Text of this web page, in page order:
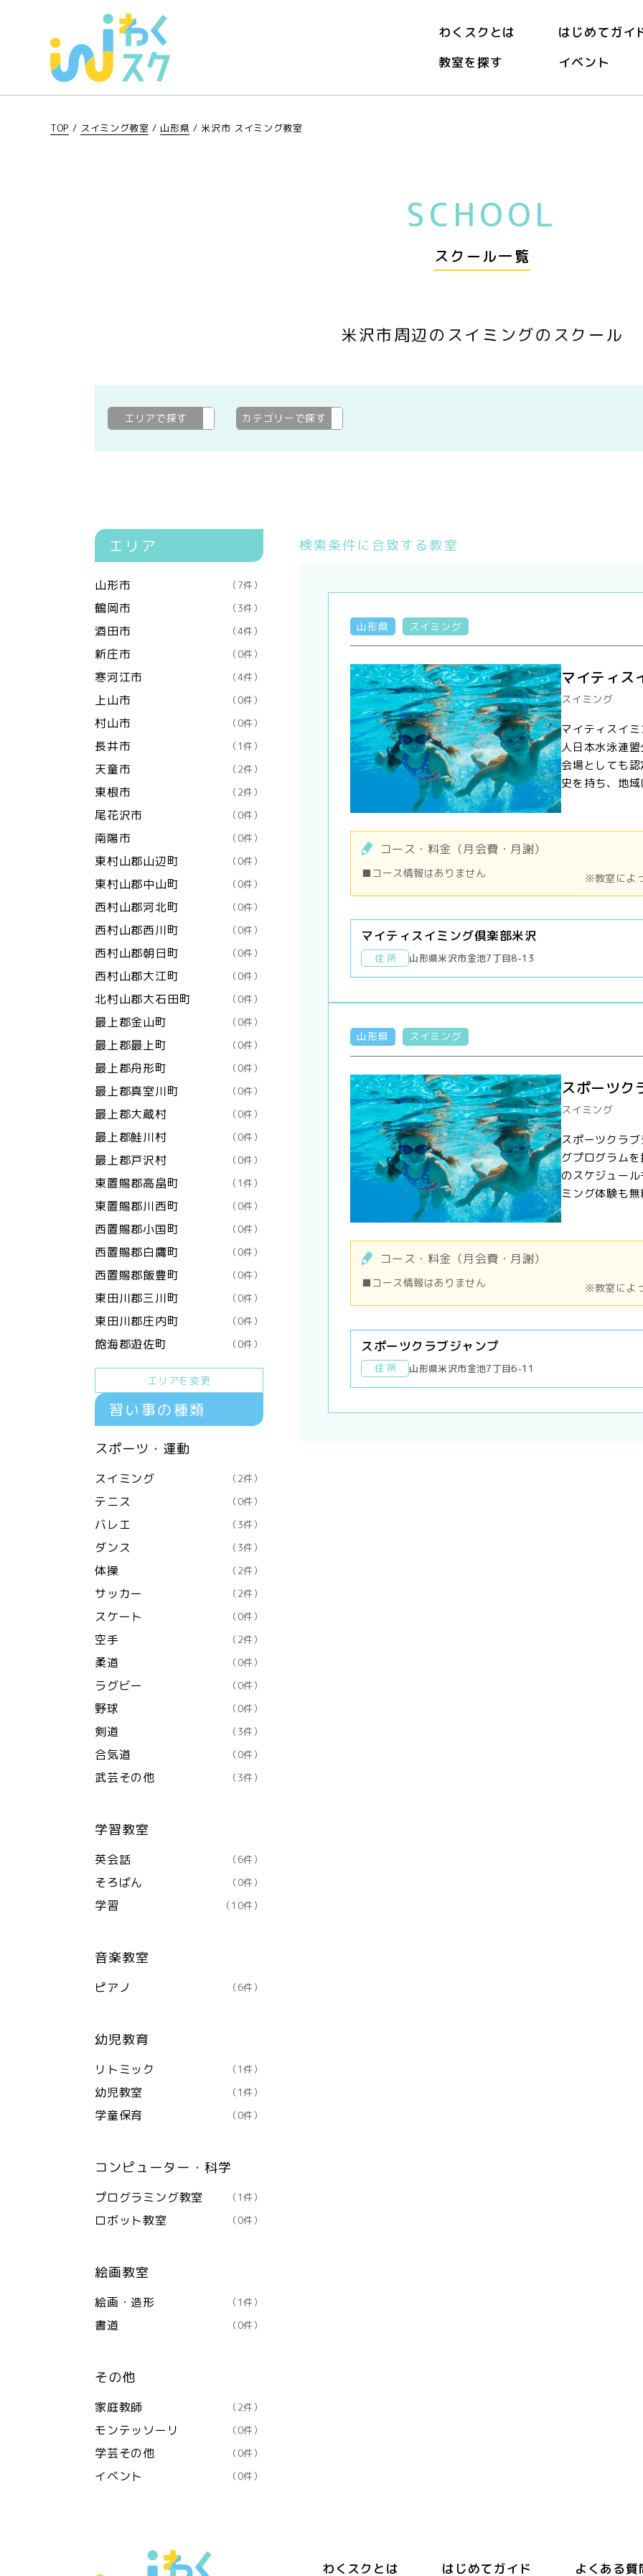
わくスクとは
はじめてガイ
教室を探す
イベント
TOP / スイミング教室 / 山形県 / 米沢市 スイミング教室
SCHOOL
スクール一覧
米沢市周辺のスイミングのスクール
エリアで探す 米沢市カテゴリーで探す
エリア
山形市 （7件）
鶴岡市 （3件）
酒田市 （4件）
新庄市 （0件）
寒河江市 （4件）
上山市 （0件）
村山市 （0件）
長井市 （1件）
天童市 （2件）
東根市 （2件）
尾花沢市 （0件）
南陽市 （0件）
東村山郡山辺町 （0件）
東村山郡中山町 （0件）
西村山郡河北町 （0件）
西村山郡西川町 （0件）
西村山郡朝日町 （0件）
西村山郡大江町 （0件）
北村山郡大石田町 （0件）
最上郡金山町 （0件）
最上郡最上町 （0件）
最上郡舟形町 （0件）
最上郡真室川町 （0件）
最上郡大蔵村 （0件）
最上郡鮭川村 （0件）
最上郡戸沢村 （0件）
東置賜郡高畠町 （1件）
東置賜郡川西町 （0件）
西置賜郡小国町 （0件）
西置賜郡白鷹町 （0件）
西置賜郡飯豊町 （0件）
東田川郡三川町 （0件）
東田川郡庄内町 （0件）
飽海郡遊佐町 （0件）
エリアを変更
習い事の種類
スポーツ・運動
スイミング （2件）
テニス （0件）
バレエ （3件）
ダンス （3件）
体操 （2件）
サッカー （2件）
スケート （0件）
空手 （2件）
柔道 （0件）
ラグビー （0件）
野球 （0件）
剣道 （3件）
合気道 （0件）
武芸その他 （3件）
学習教室
英会話 （6件）
そろばん （0件）
学習 （10件）
音楽教室
ピアノ （6件）
幼児教育
リトミック （1件）
幼児教室 （1件）
学童保育 （0件）
コンピューター・科学
プログラミング教室 （1件）
ロボット教室 （0件）
絵画教室
絵画・造形 （1件）
書道 （0件）
その他
家庭教師 （2件）
モンテッソーリ （0件）
学芸その他 （0件）
イベント （0件）
検索条件に合致する教室
山形県 スイミング
マイティス
スイミング
マイティスイ
人日本水泳連
会場としても
史を持ち、地
コース・料金（月会費・月謝）
■コース情報はありません ※教室によ
マイティスイミング倶楽部米沢
住 所 山形県米沢市金池7丁目8-13
山形県 スイミング
スポーツク
スイミング
スポーツクラ
グプログラム
のスケジュー
ミング体験も
コース・料金（月会費・月謝）
■コース情報はありません ※教室によ
スポーツクラブジャンプ
住 所 山形県米沢市金池7丁目6-11
わくスクとは はじめてガイド よくある質